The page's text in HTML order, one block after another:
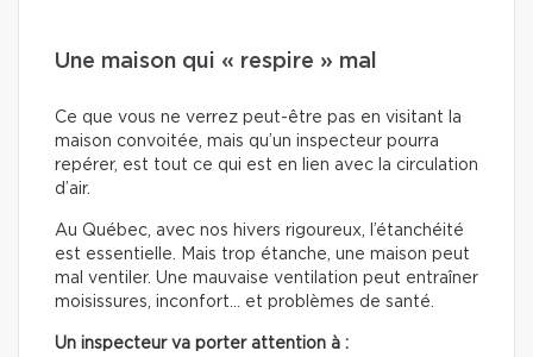
Une maison qui « respire » mal
Ce que vous ne verrez peut-être pas en visitant la
maison convoitée, mais qu’un inspecteur pourra
repérer, est tout ce qui est en lien avec la circulation
d’air.
Au Québec, avec nos hivers rigoureux, l’étanchéité
est essentielle. Mais trop étanche, une maison peut
mal ventiler. Une mauvaise ventilation peut entraîner
moisissures, inconfort… et problèmes de santé.
Un inspecteur va porter attention à :